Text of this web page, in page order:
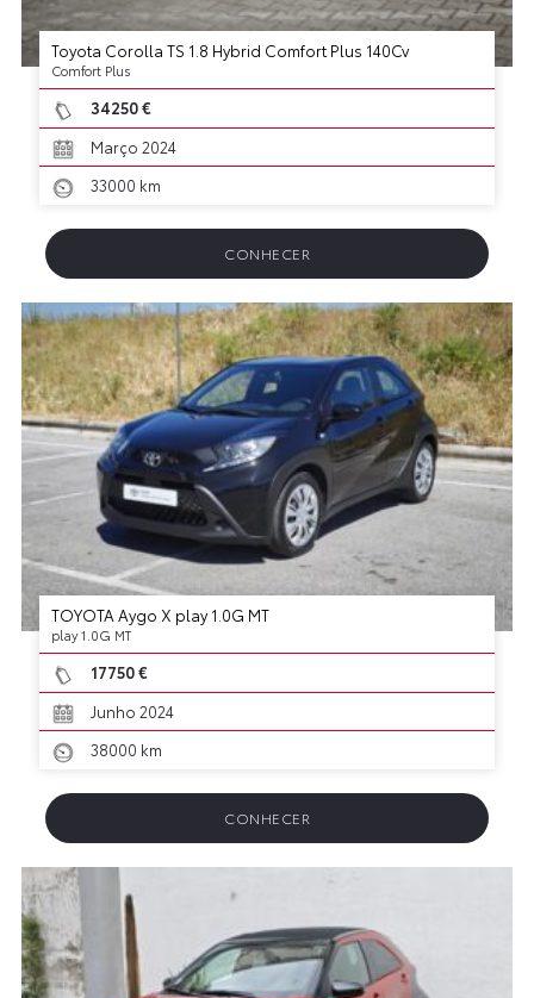
Toyota Corolla TS 1.8 Hybrid Comfort Plus 140Cv
Comfort Plus
34250 €
Março 2024
33000 km
CONHECER
TOYOTA Aygo X play 1.0G MT
play 1.0G MT
17750 €
Junho 2024
38000 km
CONHECER